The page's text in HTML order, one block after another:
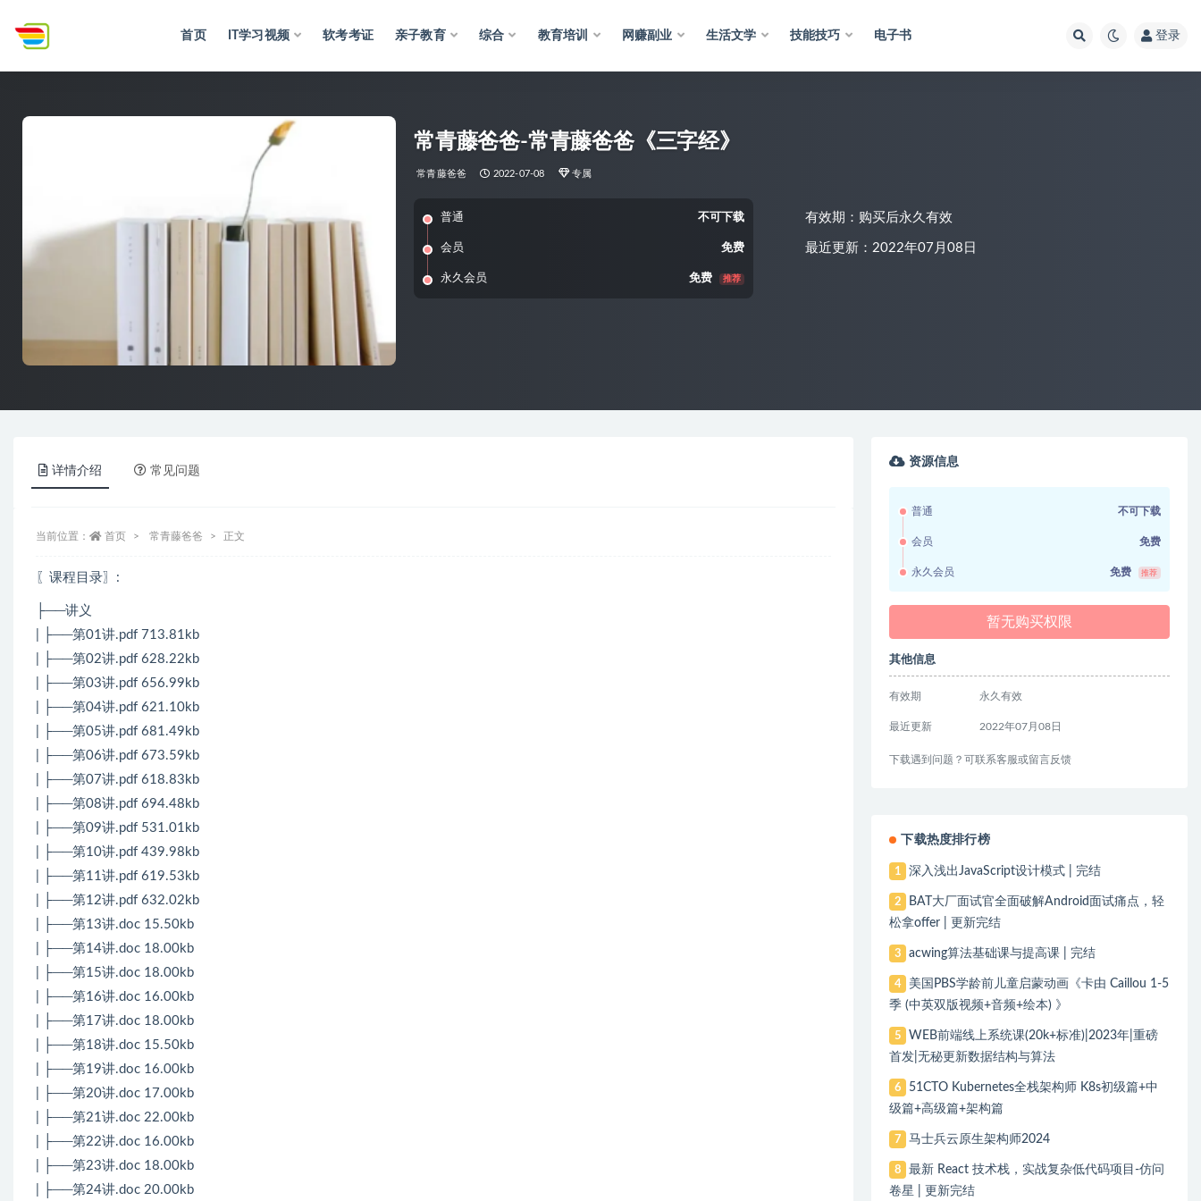
首页 IT学习视频 软考考证 亲子教育 综合 教育培训 网赚副业 生活文学 技能技巧 电子书 登录
常青藤爸爸-常青藤爸爸《三字经》
常青藤爸爸 2022-07-08 专属
普通 不可下载
会员 免费
永久会员 免费 推荐
有效期：购买后永久有效
最近更新：2022年07月08日
详情介绍 常见问题
当前位置： 首页 常青藤爸爸 正文
〖课程目录〗 :
├──讲义
| ├──第01讲.pdf 713.81kb
| ├──第02讲.pdf 628.22kb
| ├──第03讲.pdf 656.99kb
| ├──第04讲.pdf 621.10kb
| ├──第05讲.pdf 681.49kb
| ├──第06讲.pdf 673.59kb
| ├──第07讲.pdf 618.83kb
| ├──第08讲.pdf 694.48kb
| ├──第09讲.pdf 531.01kb
| ├──第10讲.pdf 439.98kb
| ├──第11讲.pdf 619.53kb
| ├──第12讲.pdf 632.02kb
| ├──第13讲.doc 15.50kb
| ├──第14讲.doc 18.00kb
| ├──第15讲.doc 18.00kb
| ├──第16讲.doc 16.00kb
| ├──第17讲.doc 18.00kb
| ├──第18讲.doc 15.50kb
| ├──第19讲.doc 16.00kb
| ├──第20讲.doc 17.00kb
| ├──第21讲.doc 22.00kb
| ├──第22讲.doc 16.00kb
| ├──第23讲.doc 18.00kb
| ├──第24讲.doc 20.00kb
资源信息
普通 不可下载
会员 免费
永久会员 免费 推荐
暂无购买权限
其他信息
有效期 永久有效
最近更新 2022年07月08日
下载遇到问题？可联系客服或留言反馈
下载热度排行榜
1 深入浅出JavaScript设计模式 | 完结
2
BAT大厂面试官全面破解Android面试痛点，轻
松拿offer | 更新完结
3 acwing算法基础课与提高课 | 完结
4
美国PBS学龄前儿童启蒙动画《卡由 Caillou 1-5
季 (中英双版视频+音频+绘本) 》
5
WEB前端线上系统课(20k+标准)|2023年|重磅
首发|无秘更新数据结构与算法
6
51CTO Kubernetes全栈架构师 K8s初级篇+中
级篇+高级篇+架构篇
7 马士兵云原生架构师2024
8
最新 React 技术栈，实战复杂低代码项目-仿问
卷星 | 更新完结